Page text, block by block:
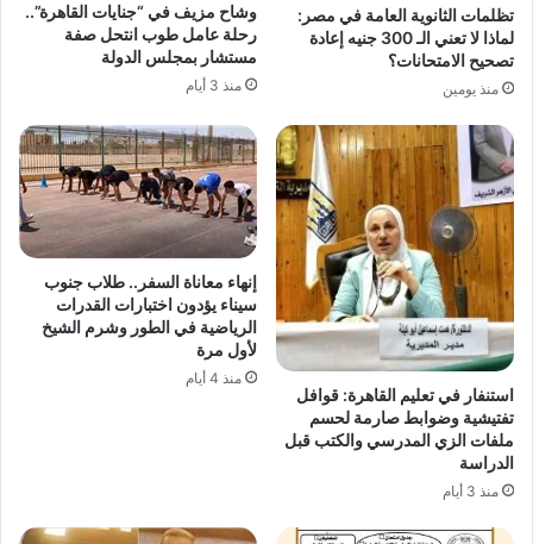
تظلمات الثانوية العامة في مصر:
لماذا لا تعني الـ 300 جنيه إعادة
تصحيح الامتحانات؟
منذ يومين
وشاح مزيف في “جنايات القاهرة”..
رحلة عامل طوب انتحل صفة
مستشار بمجلس الدولة
منذ 3 أيام
استنفار في تعليم القاهرة: قوافل
تفتيشية وضوابط صارمة لحسم
ملفات الزي المدرسي والكتب قبل
الدراسة
منذ 3 أيام
إنهاء معاناة السفر.. طلاب جنوب
سيناء يؤدون اختبارات القدرات
الرياضية في الطور وشرم الشيخ
لأول مرة
منذ 4 أيام